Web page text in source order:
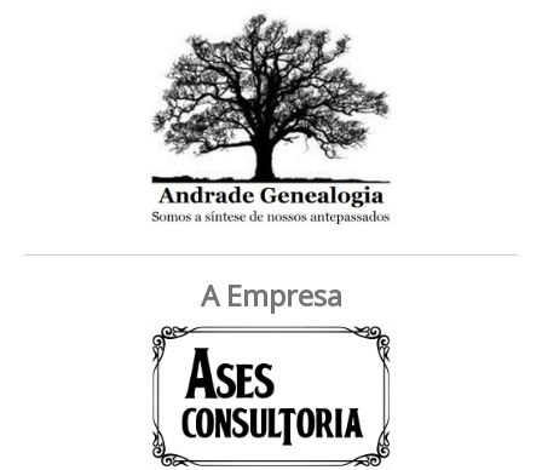
A Empresa